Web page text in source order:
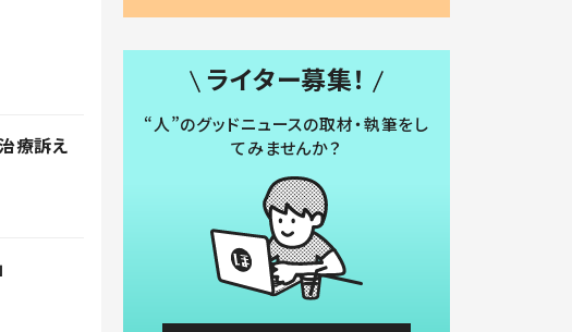
療訴え
ライター募集！
“人”のグッドニュースの取材・執筆をし
てみませんか？